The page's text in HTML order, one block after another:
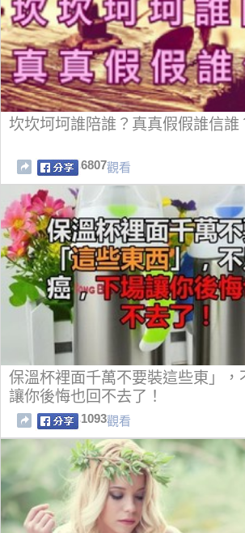
坎坎坷坷誰陪誰？真真假假誰信誰
6807觀看
保溫杯裡面千萬不要裝這些東」，
讓你後悔也回不去了！
1093觀看